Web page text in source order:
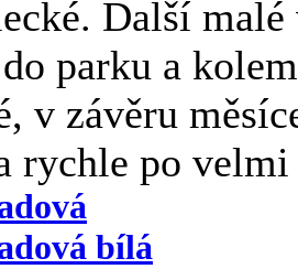
Další
parku a
v závěru
rychle po
bílá